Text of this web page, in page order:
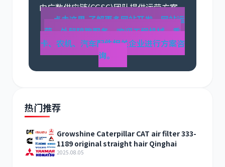
由广数供应链(CGSC)团队提供运营方案。
点击这里,了解更多网站开发、网站运
营、外贸陪跑服务。欢迎工程机械、重
卡、农机、汽车配件相关企业进行方案咨
询。
热门推荐
Growshine Caterpillar CAT air filter 333-
1189 original straight hair Qinghai
2025.08.05